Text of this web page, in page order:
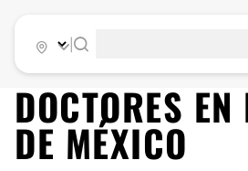
DOCTORES EN
DE MÉXICO